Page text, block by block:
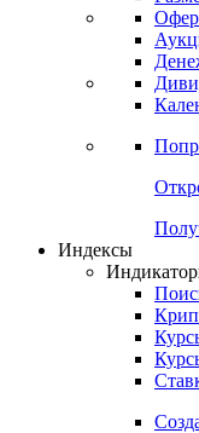
Индексы